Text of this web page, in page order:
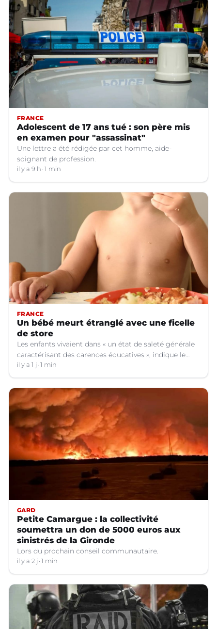
FRANCE
Adolescent de 17 ans tué : son père mis
en examen pour "assassinat"
Une lettre a été rédigée par cet homme, aide-
soignant de profession.
il y a 9 h 1 min
FRANCE
Un bébé meurt étranglé avec une ficelle
de store
Les enfants vivaient dans « un état de saleté générale
caractérisant des carences éducatives », indique le
parquet.
il y a 1 j 1 min
GARD
Petite Camargue : la collectivité
soumettra un don de 5000 euros aux
sinistrés de la Gironde
Lors du prochain conseil communautaire.
il y a 2 j 1 min